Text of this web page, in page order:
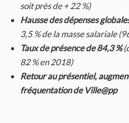
soit près de + 22 %)
Hausse des dépenses
3,5 % de la masse salariale
Taux de présence de 84,3 %
82 % en 2018)
Retour au présentiel,
fréquentation de Ville@pp